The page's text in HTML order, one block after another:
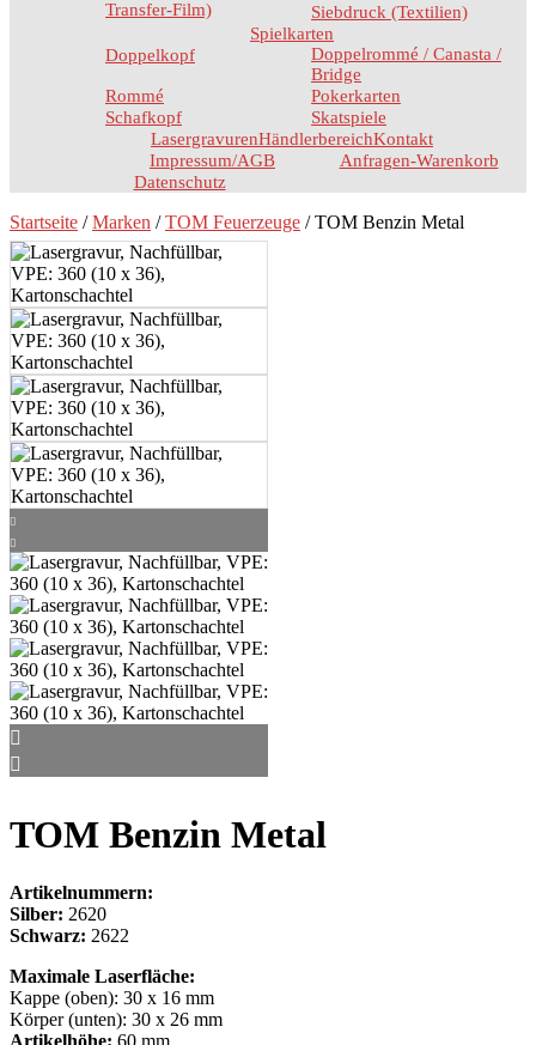
Transfer-Film)
Siebdruck (Textilien)
Spielkarten
Doppelkopf
Doppelrommé / Canasta /
Bridge
Rommé
Pokerkarten
Schafkopf
Skatspiele
LasergravurenHändlerbereichKontakt
Impressum/AGB
Datenschutz
Anfragen-Warenkorb
Startseite /Marken /TOM Feuerzeuge / TOM Benzin Metal
TOM Benzin Metal
Artikelnummern:
Silber: 2620
Schwarz: 2622
Maximale Laserfläche:
Kappe (oben): 30 x 16 mm
Körper (unten): 30 x 26 mm